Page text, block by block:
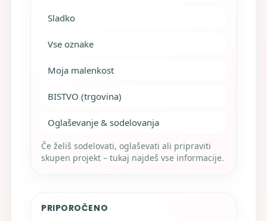
Sladko
Vse oznake
Moja malenkost
BISTVO (trgovina)
Oglaševanje & sodelovanja
Če želiš sodelovati, oglaševati ali pripraviti
skupen projekt – tukaj najdeš vse informacije.
PRIPOROČENO